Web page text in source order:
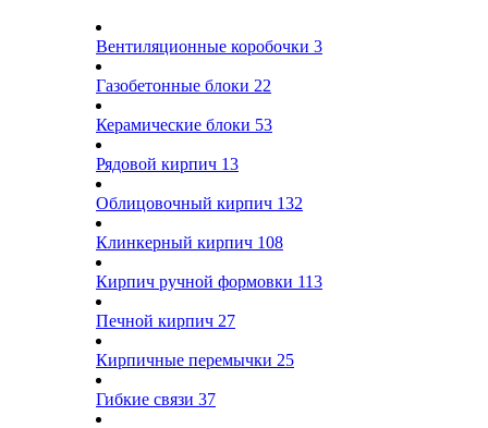
Вентиляционные коробочки 3
Газобетонные блоки 22
Керамические блоки 53
Рядовой кирпич 13
Облицовочный кирпич 132
Клинкерный кирпич 108
Кирпич ручной формовки 113
Печной кирпич 27
Кирпичные перемычки 25
Гибкие связи 37